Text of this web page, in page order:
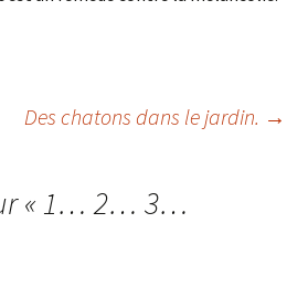
Des chatons dans le jardin. →
« 1… 2… 3…